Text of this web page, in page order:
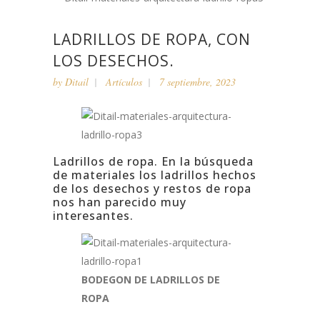
LADRILLOS DE ROPA, CON
LOS DESECHOS.
by Ditail Artículos 7 septiembre, 2023
Ladrillos de ropa. En la búsqueda
de materiales los ladrillos hechos
de los desechos y restos de ropa
nos han parecido muy
interesantes.
BODEGON DE LADRILLOS DE
ROPA